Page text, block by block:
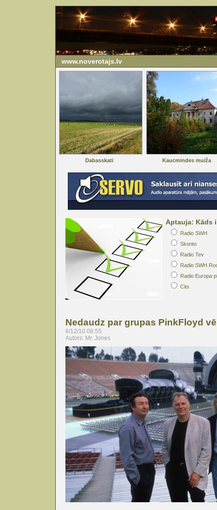
www.noverotajs.lv
Dabasskati Kaucmindes muiža
Aptauja: Kāds
Radio SWH
Skonto
Radio Tev
Radio SWH
Radio Europa
Cits
Nedaudz par grupas PinkFloyd
6/12/10 06:55
Autors: Mr. Jones